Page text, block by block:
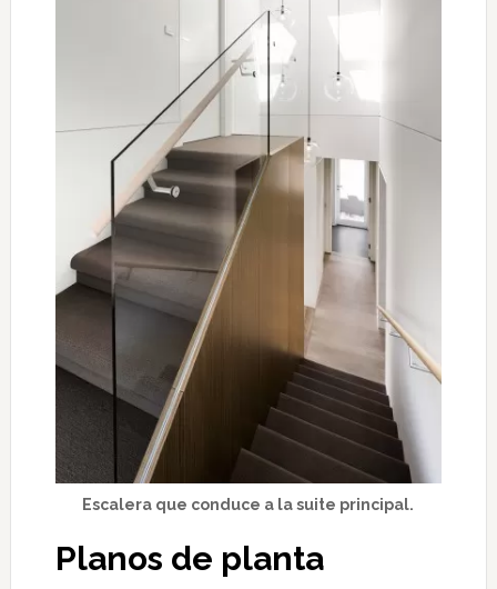
Escalera que conduce a la suite principal.
Planos de planta